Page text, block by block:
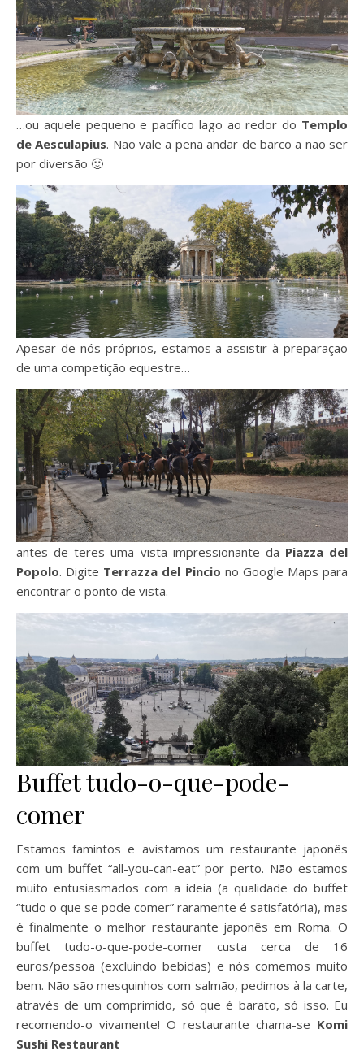
…ou aquele pequeno e pacífico lago ao redor do Templo
de Aesculapius. Não vale a pena andar de barco a não ser
por diversão 🙂
Apesar de nós próprios, estamos a assistir à preparação
de uma competição equestre…
antes de teres uma vista impressionante da Piazza del
Popolo. Digite Terrazza del Pincio no Google Maps para
encontrar o ponto de vista.
Buffet tudo-o-que-pode-
comer
Estamos famintos e avistamos um restaurante japonês
com um buffet “all-you-can-eat” por perto. Não estamos
muito entusiasmados com a ideia (a qualidade do buffet
“tudo o que se pode comer” raramente é satisfatória), mas
é finalmente o melhor restaurante japonês em Roma. O
buffet tudo-o-que-pode-comer custa cerca de 16
euros/pessoa (excluindo bebidas) e nós comemos muito
bem. Não são mesquinhos com salmão, pedimos à la carte,
através de um comprimido, só que é barato, só isso. Eu
recomendo-o vivamente! O restaurante chama-se Komi
Sushi Restaurant